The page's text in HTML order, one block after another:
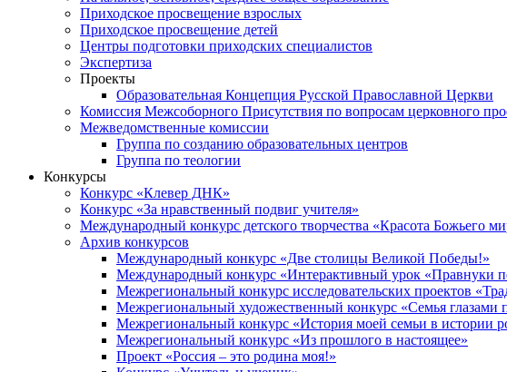
Приходское просвещение взрослых
Приходское просвещение детей
Центры подготовки приходских специалистов
Экспертиза
Проекты
Образовательная Концепция Русской Православной Церкви
Комиссия Межсоборного Присутствия по вопросам церковного
Межведомственные комиссии
Группа по созданию образовательных центров
Группа по теологии
Конкурсы
Конкурс «Клевер ДНК»
Конкурс «За нравственный подвиг учителя»
Международный конкурс детского творчества «Красота Божьего
Архив конкурсов
Международный конкурс «Две столицы Великой Победы!»
Международный конкурс «Интерактивный урок «Правнуки
Межрегиональный конкурс исследовательских проектов
Межрегиональный художественный конкурс «Семья глазами
Межрегиональный конкурс «История моей семьи в истории
Межрегиональный конкурс «Из прошлого в настоящее»
Проект «Россия – это родина моя!»